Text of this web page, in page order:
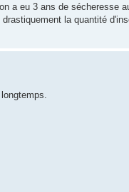
a eu 3 ans de sécheresse
la quantité